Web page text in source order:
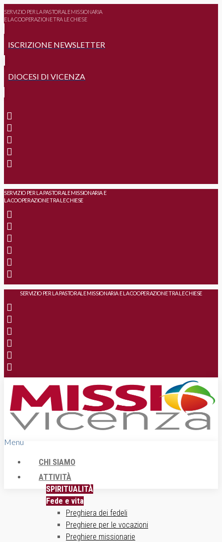
SERVIZIO PER LA PASTORALE MISSIONARIA
E LA COOPERAZIONE TRA LE CHIESE
ISCRIZIONE NEWSLETTER
DIOCESI DI VICENZA
SERVIZIO PER LA PASTORALE MISSIONARIA E
LA COOPERAZIONE TRA LE CHIESE
SERVIZIO PER LA PASTORALE MISSIONARIA E LA COOPERAZIONE TRA LE CHIESE
Menu
CHI SIAMO
ATTIVITÀ
SPIRITUALITÀ
Fede e vita
Preghiera dei fedeli
Preghiere per le vocazioni
Preghiere missionarie